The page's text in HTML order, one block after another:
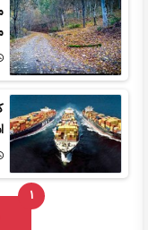
1